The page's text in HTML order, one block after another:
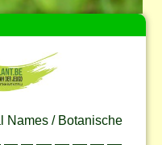
Names / Botanische